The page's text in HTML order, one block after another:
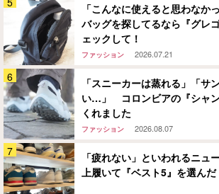
「こんなに使えると思わな
バッグを探してるなら『グレ
ェックして！
ファッション 2026.07.21
「スニーカーは蒸れる」「サ
い…」 コロンビアの『シャ
くれました
ファッション 2026.08.07
「疲れない」といわれるニ
上履いて『ベスト5』を選んだ